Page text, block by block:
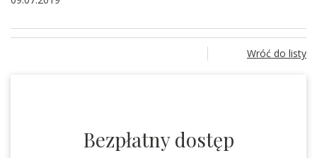
Wróć do listy
Bezpłatny dostęp